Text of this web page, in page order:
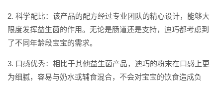
2. 科学配比：该产品的配方经过专业团队的精心设计，能够大
限度发挥益生菌的作用。无论是肠道还是支持，迪巧都考虑到
了不同年龄段宝宝的需求。
3. 口感优秀：相比于其他益生菌产品，迪巧的粉末在口感上更
为细腻，容易与奶水或辅食混合，不会对宝宝的饮食造成负